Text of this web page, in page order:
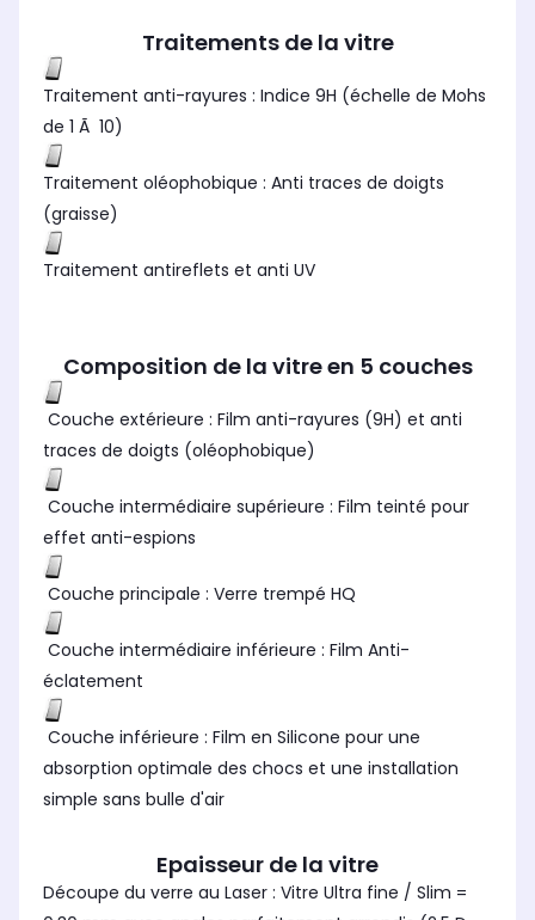
Traitements de la vitre
Traitement anti-rayures : Indice 9H (échelle de Mohs
de 1 Ã 10)
Traitement oléophobique : Anti traces de doigts
(graisse)
Traitement antireflets et anti UV
Composition de la vitre en 5 couches
Couche extérieure : Film anti-rayures (9H) et anti
traces de doigts (oléophobique)
Couche intermédiaire supérieure : Film teinté pour
effet anti-espions
Couche principale : Verre trempé HQ
Couche intermédiaire inférieure : Film Anti-
éclatement
Couche inférieure : Film en Silicone pour une
absorption optimale des chocs et une installation
simple sans bulle d'air
Epaisseur de la vitre
Découpe du verre au Laser : Vitre Ultra fine / Slim =